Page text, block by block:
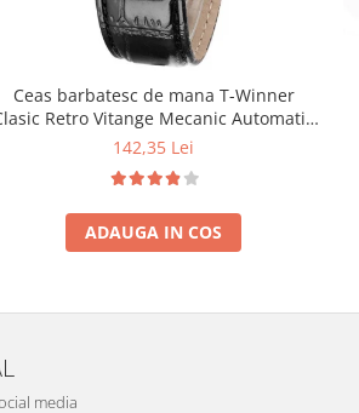
Ceas barbatesc de mana T-Winner
Retro Vitange Mecanic Automatic
Fashion Casual Elegant
142,35 Lei
ADAUGA IN COS
media